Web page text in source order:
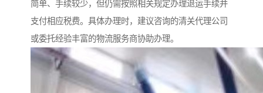
简单、手续较少，但仍需按照相关规定办理退运手续并
支付相应税费。具体办理时，建议咨询的清关代理公司
或委托经验丰富的物流服务商协助办理。